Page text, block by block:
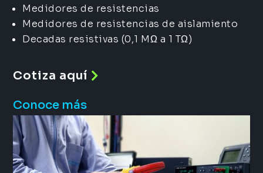
Medidores de resistencias
Medidores de resistencias de aislamiento
Decadas resistivas (0,1 MΩ a 1 TΩ)
Cotiza aquí
Conoce más